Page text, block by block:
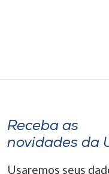
A-
Receba as
novidades da
Usaremos seus